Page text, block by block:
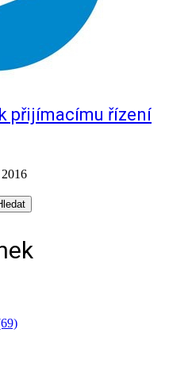
přijímacímu řízení